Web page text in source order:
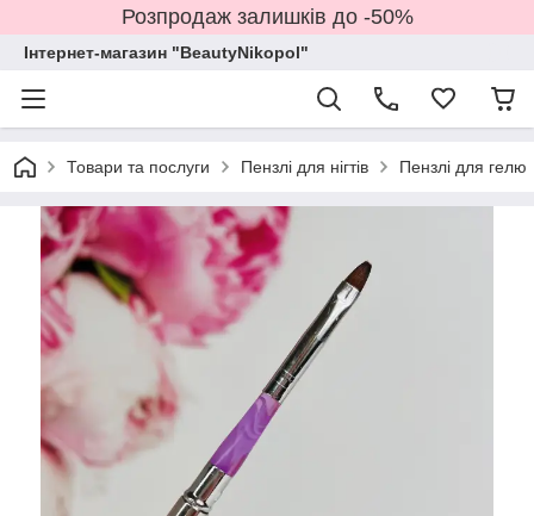
Розпродаж залишків до -50%
Інтернет-магазин "BeautyNikopol"
Товари та послуги Пензлі для нігтів Пензлі для гелю